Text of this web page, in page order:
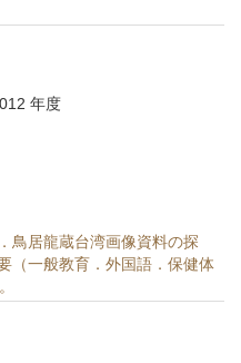
年度
鳥居龍蔵台湾画像資料の探
（一般教育．外国語．保健体